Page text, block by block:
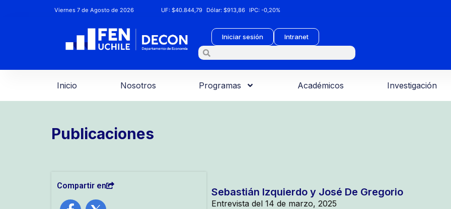
Viernes 7 de Agosto de 2026 UF:$40.844,79 Dólar:$913,86 IPC:-0,20%
Iniciar sesión Intranet
Inicio Nosotros Programas Académicos Investigación
Publicaciones
Compartir en
Sebastián Izquierdo y José De Gregorio
Entrevista del 14 de marzo, 2025